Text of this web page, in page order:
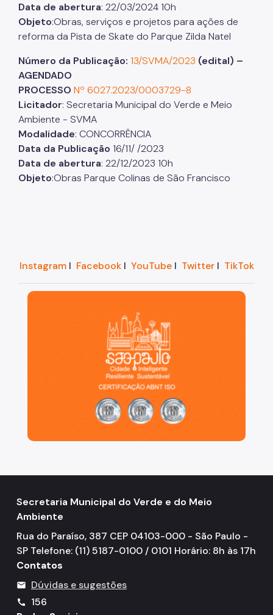
Data de abertura: 22/03/2024 10h
Objeto:Obras, serviços e projetos para ações de
reforma da Pista de Skate do Parque Zilda Natel
Número da Publicação: 13/SVMA/2023 (edital) –
AGENDADO
PROCESSO Nº 6027.2023/0003729-8
Licitador: Secretaria Municipal do Verde e Meio
Ambiente - SVMA
Modalidade: CONCORRÊNCIA
Data da Publicação 16/11/ /2023
Data de abertura: 22/12/2023 10h
Objeto:Obras Parque Colinas de São Francisco
InstagramI FacebookI YouTubeI TwitterI TikTok
São Paulo, cidade inteligente, resiliente e sustentável
Secretaria Municipal do Verde e do Meio
Ambiente
Rua do Paraíso, 387 CEP 04103-000 - São Paulo -
SP Telefone: (11) 5187-0100 / 0101 Horário: 8h às 17h
Contatos
mail Dúvidas e sugestões
call
156